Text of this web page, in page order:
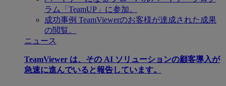
ラム「TeamUP」に参加。
成功事例 TeamViewerのお客様が達成された成果
の閲覧。
ニュース
TeamViewer は、その AI ソリューションの顧客導入が
急速に進んでいると報告しています。